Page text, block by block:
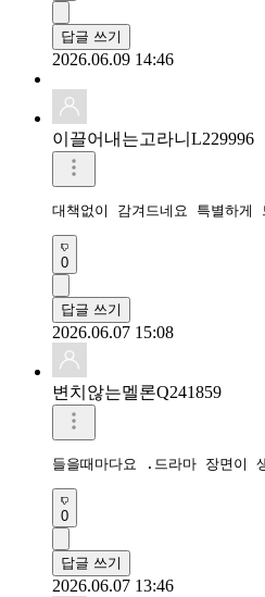
답글 쓰기
2026.06.09 14:46
이끌어내는고라니L229996
0
답글 쓰기
2026.06.07 15:08
변치않는멜론Q241859
0
답글 쓰기
2026.06.07 13:46